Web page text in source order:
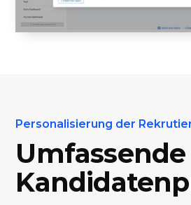
Personalisierung der
Umfassende